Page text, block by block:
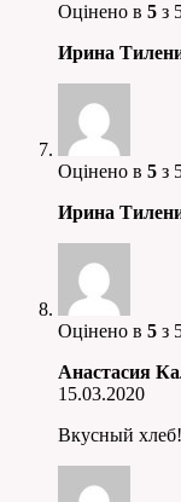
Оцінено в 5 з
Ирина
Оцінено в 5 з
Ирина
Оцінено в 5 з
Анастасия
15.03.2020
Вкусный хлеб!